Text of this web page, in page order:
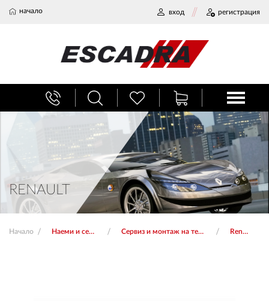
начало вход регистрация
RENAULT
Начало Наеми и сервиз Сервиз и монтаж на тегличи Renault
БАГАЖНИЦИ
ТЕГЛИЧ ЗА КОЛА
ВЕРИГИ ЗА СНЯГ
ХЛАДИЛНИ ЧАНТИ